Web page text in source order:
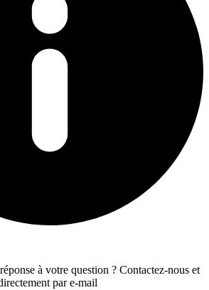
à votre question ? Contactez-nous et
par e-mail